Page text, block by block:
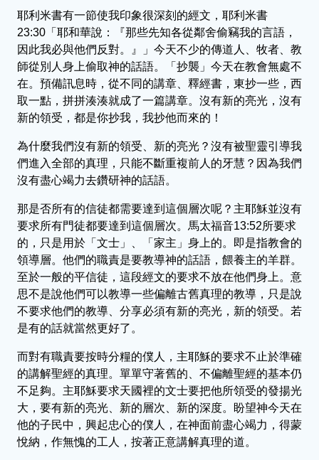
耶利米書有一節使我印象很深刻的經文，耶利米書
23:30「耶和華說：『那些先知各從鄰舍偷竊我的言語，
因此我必與他們反對。』」今天不少的傳道人、牧者、教
師從別人身上偷取神的話語。「抄襲」今天在教會無處不
在。預備訊息時，從不同的講章、釋經書，東抄一些，西
取一點，拼拼湊湊就成了一篇講章。沒有新的亮光，沒有
新的領受，都是你抄我，我抄他而來的！
為什麼我們沒有新的領受、新的亮光？沒有被聖靈引導我
們進入全部的真理，只能不斷重複前人的牙慧？因為我們
沒有盡心竭力去鑽研神的話語。
那是否所有的信徒都需要達到這個層次呢？主耶穌並沒有
要求所有門徒都要達到這個層次。馬太福音13:52所要求
的，只是用於「文士」、「家主」身上的。即是指教會的
領導層。他們的職責是要教導神的話語，餵養主的羊群。
至於一般的平信徒，這段經文的要求不放在他們身上。意
思不是說他們可以教導一些偏離古舊真理的教導，只是說
不要求他們的教導、分享必須有新的亮光，新的領受。若
是有的話就當然更好了。
而對有職責要按時分糧的僕人，主耶穌的要求不止於準確
的講解聖經的真理。單單守著舊的、不偏離聖經的基本仍
不足夠。主耶穌要求天國裡的文士要把他所領受的發揚光
大，要有新的亮光、新的層次、新的深度。盼望神今天在
他的子民中，興起忠心的僕人，在神面前盡心竭力，得蒙
悅納，作無愧的工人，按著正意講解真理的道。